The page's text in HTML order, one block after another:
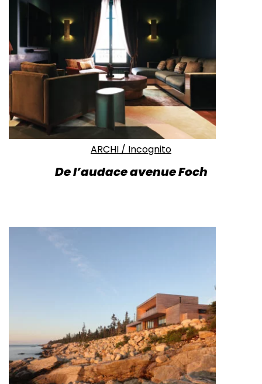
ARCHI / Incognito
De l’audace avenue Foch